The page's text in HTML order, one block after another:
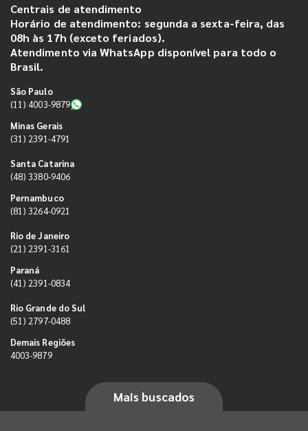
Centrais de atendimento
Horário de atendimento: segunda a sexta-feira, das
08h às 17h (exceto feriados).
Atendimento via WhatsApp disponível para todo o
Brasil.
São Paulo
(11) 4003-9879
Minas Gerais
(31) 2391-4791
Santa Catarina
(48) 3380-9406
Pernambuco
(81) 3264-0921
Rio de Janeiro
(21) 2391-3161
Paraná
(41) 2391-0834
Rio Grande do Sul
(51) 2797-0488
Demais Regiões
4003-9879
Mais buscados